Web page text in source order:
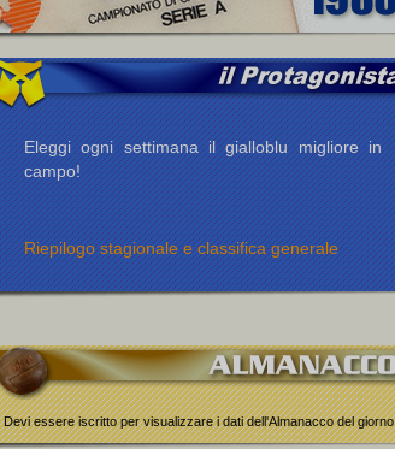
Eleggi ogni settimana il gialloblu migliore in
campo!
Riepilogo stagionale e classifica generale
Devi essere iscritto per visualizzare i dati dell'Almanacco del giorno